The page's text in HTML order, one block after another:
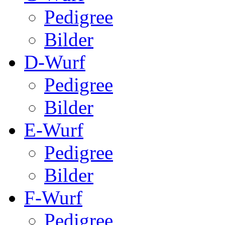
Pedigree
Bilder
D-Wurf
Pedigree
Bilder
E-Wurf
Pedigree
Bilder
F-Wurf
Pedigree